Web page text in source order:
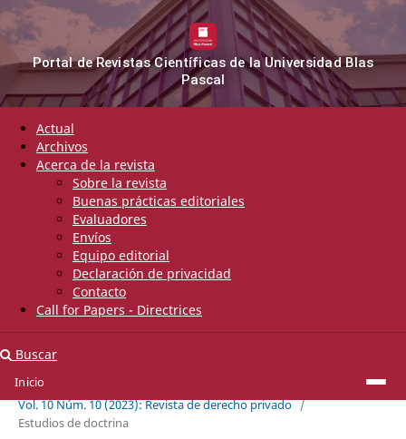
Inicio
Portal de Revistas Científicas de la Universidad Blas
Pascal
Actual
Archivos
Acerca de la revista
Sobre la revista
Buenas prácticas editoriales
Evaluadores
Envíos
Equipo editorial
Declaración de privacidad
Contacto
Call for Papers - Directrices
Buscar
Inicio
Vol. 10 Núm. 10 (2023): Revista de derecho privado /
Estudios de doctrina